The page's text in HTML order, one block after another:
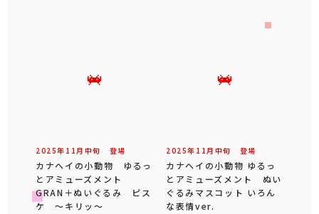
2025年 11 月 中旬 登場
カナヘイの小動物 ゆるっ
とアミューズメント
GRAN＋ぬいぐるみ ピス
ケ ～キリッ～
2025年 11 月 中旬 登場
カナヘイの小動物 ゆるっ
とアミューズメント ぬい
ぐるみマスコット いろん
な表情ver.